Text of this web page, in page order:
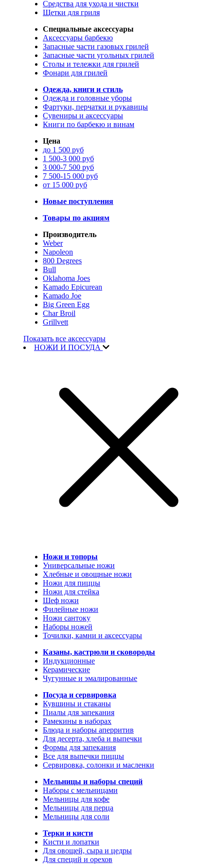
Средства для ухода и чистки
Щетки для гриля
Специальные аксессуары
Аксессуары барбекю
Запасные части газовых грилей
Запасные части угольных грилей
Столы и тележки для грилей
Фонари для грилей
Одежда, книги и стиль
Одежда и головные уборы
Фартуки, перчатки и рукавицы
Сувениры и аксессуары
Книги по барбекю и винам
Цена
до 1 500 руб
1 500-3 000 руб
3 000-7 500 руб
7 500-15 000 руб
от 15 000 руб
Новые поступления
Товары по акциям
Производитель
Weber
Napoleon
800 Degrees
Bull
Oklahoma Joes
Kamado Epicurean
Kamado Joe
Big Green Egg
Char Broil
Grillvett
Показать все аксессуары
НОЖИ И ПОСУДА
Ножи и топоры
Универсальные ножи
Хлебные и овощные ножи
Ножи для пиццы
Ножи для стейка
Шеф ножи
Филейные ножи
Ножи сантоку
Наборы ножей
Точилки, камни и аксессуары
Казаны, кастрюли и сковороды
Индукционные
Керамические
Чугунные и эмалированные
Посуда и сервировка
Кувшины и стаканы
Пиалы для запекания
Рамекины в наборах
Блюда и наборы аперритив
Для десерта, хлеба и выпечки
Формы для запекания
Все для выпечки пиццы
Сервировка, солонки и масленки
Мельницы и наборы специй
Наборы с мельницами
Мельницы для кофе
Мельницы для перца
Мельницы для соли
Терки и кисти
Кисти и лопатки
Для овощей, сыра и цедры
Для специй и орехов